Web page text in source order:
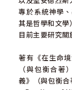
「如果以為神
督徒『教內』
學思考如何可
──趙崇明
香港神學院神
專於系統神學
其是哲學和文學
目前主要研究關
著有《在生命
（與包衡合
義》（與包衡